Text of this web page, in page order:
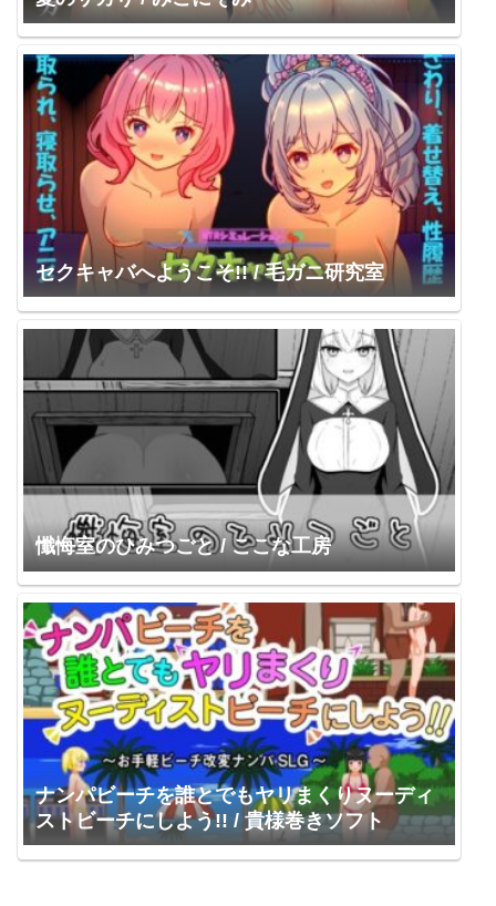
セクキャバへようこそ!! / 毛ガニ研究室
懺悔室のひみつごと / ここな工房
ナンパビーチを誰とでもヤリまくりヌーディ
ストビーチにしよう!! / 貴様巻きソフト